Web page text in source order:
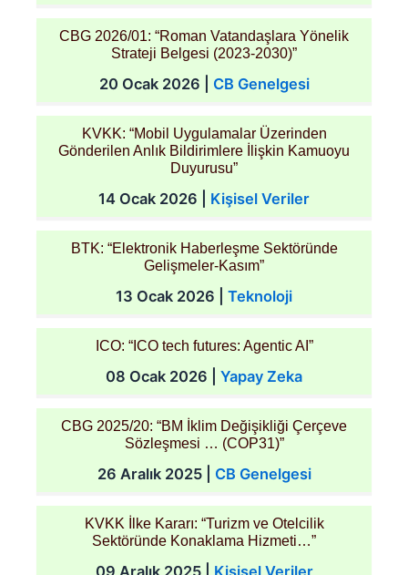
CBG 2026/01: “Roman Vatandaşlara Yönelik
Strateji Belgesi (2023-2030)”
20 Ocak 2026 CB Genelgesi
KVKK: “Mobil Uygulamalar Üzerinden
Gönderilen Anlık Bildirimlere İlişkin Kamuoyu
Duyurusu”
14 Ocak 2026 Kişisel Veriler
BTK: “Elektronik Haberleşme Sektöründe
Gelişmeler-Kasım”
13 Ocak 2026 Teknoloji
ICO: “ICO tech futures: Agentic AI”
08 Ocak 2026 Yapay Zeka
CBG 2025/20: “BM İklim Değişikliği Çerçeve
Sözleşmesi … (COP31)”
26 Aralık 2025 CB Genelgesi
KVKK İlke Kararı: “Turizm ve Otelcilik
Sektöründe Konaklama Hizmeti…”
09 Aralık 2025 Kişisel Veriler